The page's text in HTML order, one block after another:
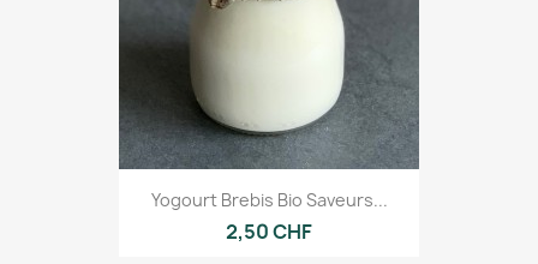
Yogourt Brebis Bio Saveurs...
2,50 CHF